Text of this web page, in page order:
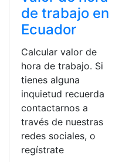
de trabajo en
Ecuador
Calcular valor de
hora de trabajo. Si
tienes alguna
inquietud recuerda
contactarnos a
través de nuestras
redes sociales, o
regístrate